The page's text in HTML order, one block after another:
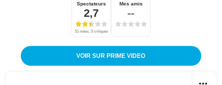
Spectateurs
2,7
51 notes, 3 critiques
Mes amis
--
VOIR SUR PRIME VIDEO